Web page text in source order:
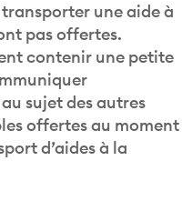
une aide à
pas offertes.
contenir une petite
sujet des autres
offertes au moment
d’aides à la